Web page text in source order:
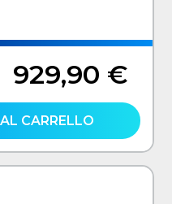
929,90 €
CARRELLO